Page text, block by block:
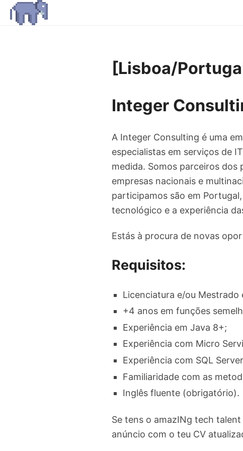
[Lisboa/
Integer
A Integer Consulting é uma
especialistas em serviços de
medida. Somos parceiros
empresas nacionais e
participamos são em
tecnológico e a experiência
Estás à procura de novas
Requisitos:
Licenciatura e/ou Mestrado
+4 anos em funções
Experiência em Java 8+;
Experiência com Micro
Experiência com SQL
Familiaridade com as
Inglês fluente (obrigatório).
Se tens o amazINg tech
anúncio com o teu CV